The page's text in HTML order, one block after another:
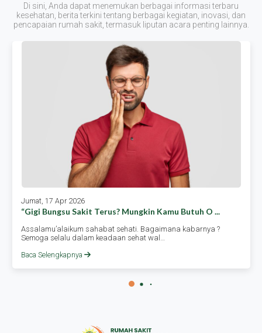
Di sini, Anda dapat menemukan berbagai informasi terbaru
kesehatan, berita terkini tentang berbagai kegiatan, inovasi, dan
pencapaian rumah sakit, termasuk liputan acara penting lainnya.
Jumat, 17 Apr 2026
“gigi Bungsu Sakit Terus? Mungkin Kamu Butuh O ...
Assalamu’alaikum sahabat sehati. Bagaimana kabarnya ?
Semoga selalu dalam keadaan sehat wal…
Baca Selengkapnya